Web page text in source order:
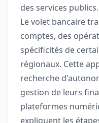
des services publics.
Le volet bancaire
comptes, des
spécificités de
régionaux. Cette
recherche
gestion de leurs
plateformes
expliquent les